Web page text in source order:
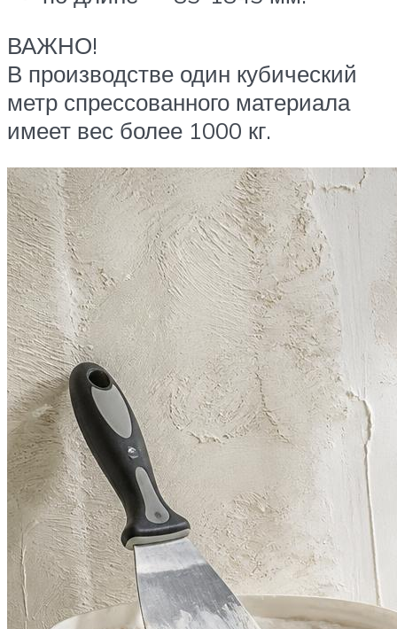
ВАЖНО!
В производстве один кубический
метр спрессованного материала
имеет вес более 1000 кг.